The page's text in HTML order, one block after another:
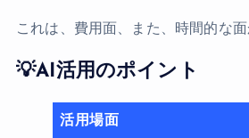
これは、費用面、また、時間的な
💡AI活用のポイント
活用場面